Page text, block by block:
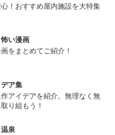
！おすすめ屋内施設を大特集
い漫画
をまとめてご紹介！
ア集
アイデアを紹介。無理なく無
り組もう！
泉